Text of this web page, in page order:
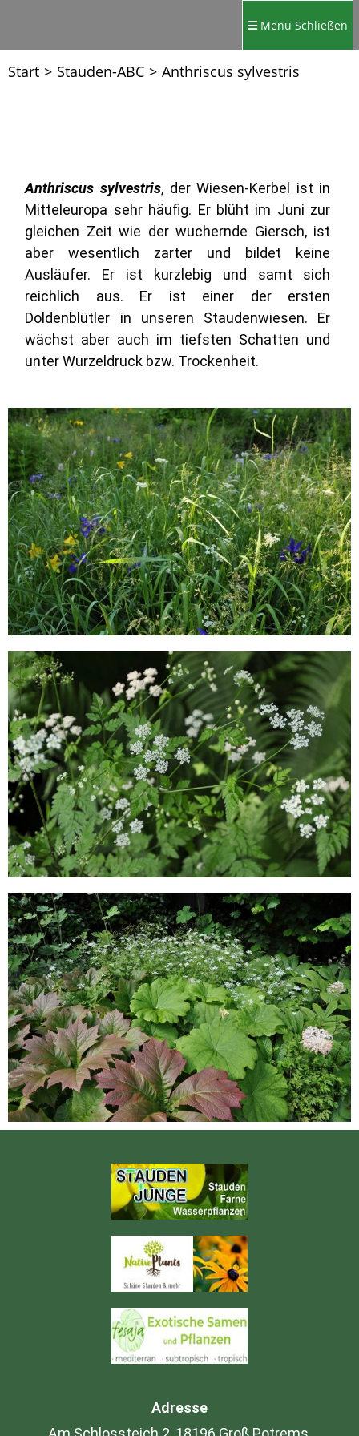
Menü Schließen
Start > Stauden-ABC > Anthriscus sylvestris
Anthriscus sylvestris, der Wiesen-Kerbel ist in
Mitteleuropa sehr häufig. Er blüht im Juni zur
gleichen Zeit wie der wuchernde Giersch, ist
aber wesentlich zarter und bildet keine
Ausläufer. Er ist kurzlebig und samt sich
reichlich aus. Er ist einer der ersten
Doldenblütler in unseren Staudenwiesen. Er
wächst aber auch im tiefsten Schatten und
unter Wurzeldruck bzw. Trockenheit.
Adresse